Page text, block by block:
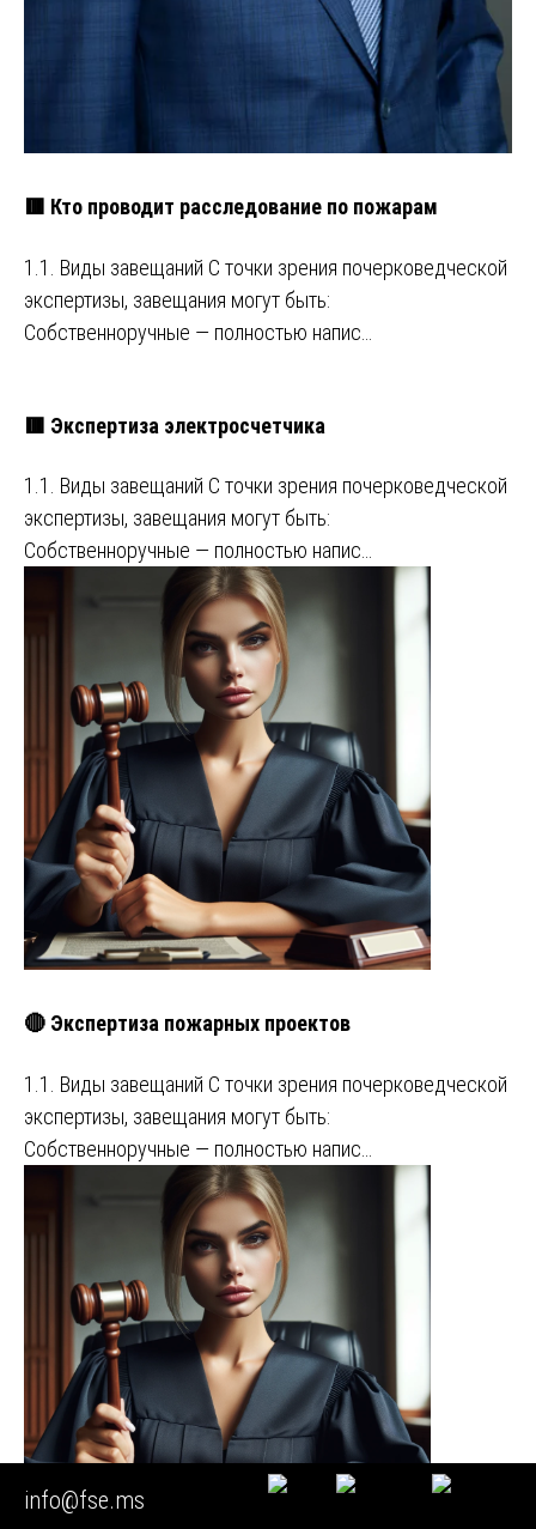
🟥 Кто проводит расследование по пожарам
1.1. Виды завещаний С точки зрения почерковедческой
экспертизы, завещания могут быть:
Собственноручные — полностью напис…
🟥 Экспертиза электросчетчика
1.1. Виды завещаний С точки зрения почерковедческой
экспертизы, завещания могут быть:
Собственноручные — полностью напис…
🔴 Экспертиза пожарных проектов
1.1. Виды завещаний С точки зрения почерковедческой
экспертизы, завещания могут быть:
Собственноручные — полностью напис…
info@fse.ms